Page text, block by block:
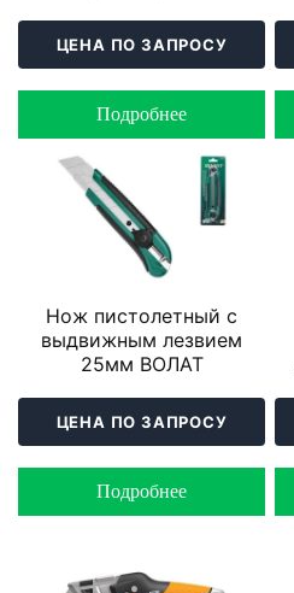
ЦЕНА ПО ЗАПРОСУ
Подробнее
Нож пистолетный с
выдвижным лезвием
25мм ВОЛАТ
ЦЕНА ПО ЗАПРОСУ
Подробнее